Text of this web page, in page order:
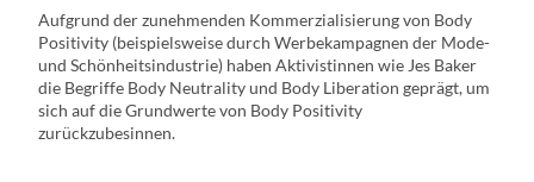
Aufgrund der zunehmenden Kommerzialisierung von Body
Positivity (beispielsweise durch Werbekampagnen der Mode-
und Schönheitsindustrie) haben Aktivistinnen wie Jes Baker
die Begriffe Body Neutrality und Body Liberation geprägt, um
sich auf die Grundwerte von Body Positivity
zurückzubesinnen.